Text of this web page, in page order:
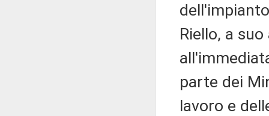
Riello, a
parte dei
lavoro e